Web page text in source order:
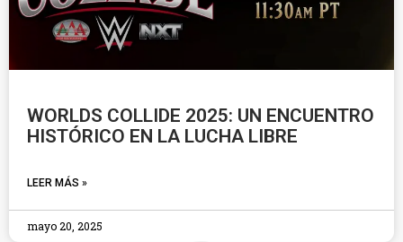
WORLDS COLLIDE 2025: UN ENCUENTRO
HISTÓRICO EN LA LUCHA LIBRE
LEER MÁS »
mayo 20, 2025